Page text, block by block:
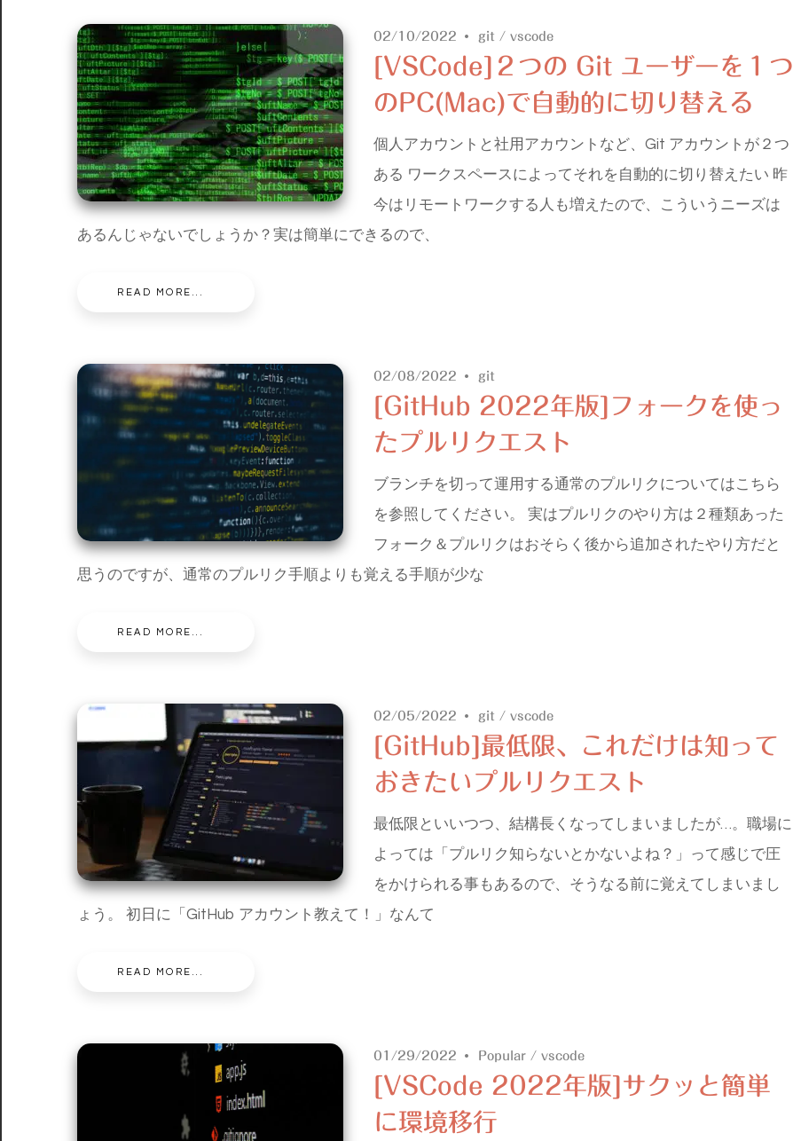
02/10/2022 git /vscode
[VSCode]２つの Git ユーザーを１つ
のPC(Mac)で自動的に切り替える
個人アカウントと社用アカウントなど、Git アカウントが２つ
ある ワークスペースによってそれを自動的に切り替えたい 昨
今はリモートワークする人も増えたので、こういうニーズは
あるんじゃないでしょうか？実は簡単にできるので、
READ MORE...
02/08/2022 git
[GitHub 2022年版]フォークを使っ
たプルリクエスト
ブランチを切って運用する通常のプルリクについてはこちら
を参照してください。 実はプルリクのやり方は２種類あった
フォーク＆プルリクはおそらく後から追加されたやり方だと
思うのですが、通常のプルリク手順よりも覚える手順が少な
READ MORE...
02/05/2022 git /vscode
[GitHub]最低限、これだけは知って
おきたいプルリクエスト
最低限といいつつ、結構長くなってしまいましたが…。職場に
よっては「プルリク知らないとかないよね？」って感じで圧
をかけられる事もあるので、そうなる前に覚えてしまいまし
ょう。 初日に「GitHub アカウント教えて！」なんて
READ MORE...
01/29/2022 Popular /vscode
[VSCode 2022年版]サクッと簡単
に環境移行